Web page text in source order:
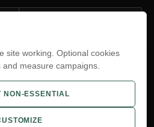
YouTube
WhatsApp
site working. Optional cookies
measure campaigns.
NON-ESSENTIAL